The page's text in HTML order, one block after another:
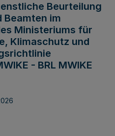
Beurteilung
Beamten im
Ministeriums für
Klimaschutz und
- BRL MWIKE